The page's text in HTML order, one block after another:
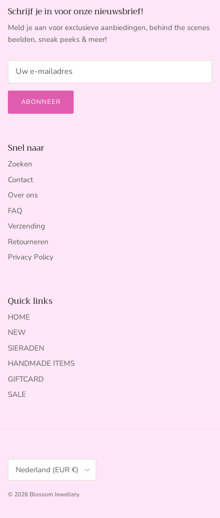
Schrijf je in voor onze nieuwsbrief!
Meld je aan voor exclusieve aanbiedingen, behind the scenes
beelden, sneak peeks & meer!
ABONNEER
Snel naar
Zoeken
Contact
Over ons
FAQ
Verzending
Retourneren
Privacy Policy
Quick links
HOME
NEW
SIERADEN
HANDMADE ITEMS
GIFTCARD
SALE
Land/Regio
Nederland (EUR €)
© 2026 Blossom Jewellery.